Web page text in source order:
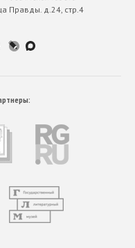
Правды. д.24, стр.4